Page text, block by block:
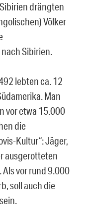
drängten
Völker
Sibirien.
lebten ca. 12
Man
vor etwa 15.000
die
Kultur“: Jäger,
ausgerotteten
vor rund 9.000
soll auch die